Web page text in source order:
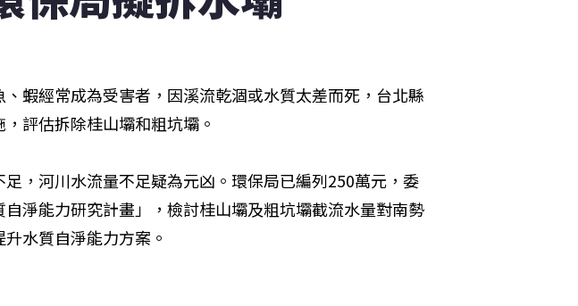
蝦經常成為受害者，因溪流乾涸或水質太差而死，台北縣
評估拆除桂山壩和粗坑壩。
，河川水流量不足疑為元凶。環保局已編列250萬元，委
淨能力研究計畫」，檢討桂山壩及粗坑壩截流水量對南勢
水質自淨能力方案。